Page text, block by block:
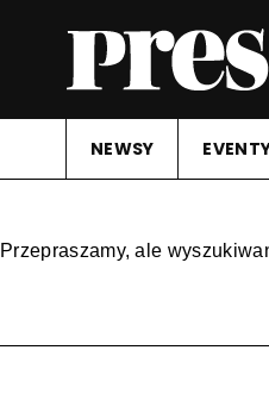
NEWSY
Przepraszamy, ale